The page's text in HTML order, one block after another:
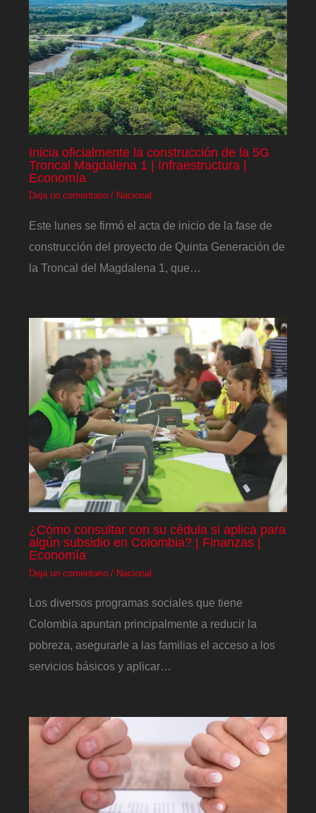
Inicia oficialmente la construcción de la 5G
Troncal Magdalena 1 | Infraestructura |
Economía
Deja un comentario / Nacional
Este lunes se firmó el acta de inicio de la fase de
construcción del proyecto de Quinta Generación de
la Troncal del Magdalena 1, que…
¿Cómo consultar con su cédula si aplica para
algún subsidio en Colombia? | Finanzas |
Economía
Deja un comentario / Nacional
Los diversos programas sociales que tiene
Colombia apuntan principalmente a reducir la
pobreza, asegurarle a las familias el acceso a los
servicios básicos y aplicar…